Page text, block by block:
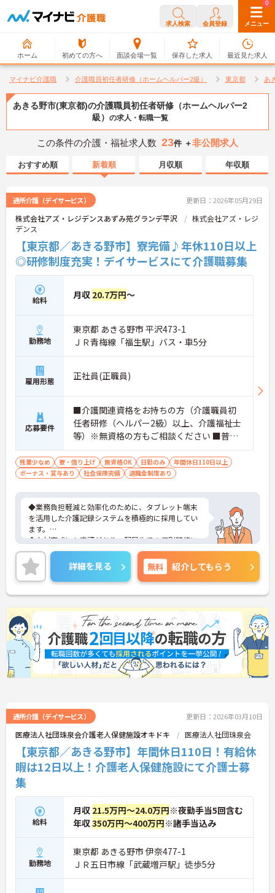
求人検索 会員登録 メニュー
ホーム 初めての方へ 面談会場一覧
0
保存した求人
0
最近見た求人
マイナビ介護職 介護職員初任者研修（ホームヘルパー2級） 東京都 あ
あきる野市(東京都)の介護職員初任者研修（ホームヘルパー2
級） の求人・転職一覧
この条件の介護・福祉求人数 23件 ＋非公開求人
おすすめ順 新着順 月収順 年収順
通所介護（デイサービス） 更新日：2026年05月29日
株式会社アズ・レジデンスあずみ苑グランデ平沢
株式会社アズ・レジ
デンス
【東京都／あきる野市】寮完備♪年休110日以上
◎研修制度充実！デイサービスにて介護職募集
給料 月収 20.7万円～
勤務地
東京都 あきる野市 平沢473-1
ＪＲ青梅線「福生駅」バス・車5分
雇用形態 正社員(正職員)
応募要件
■介護関連資格をお持ちの方（介護職員初
任者研修（ヘルパー2級）以上、介護福祉士
等）※無資格の方もご相談ください ■普通
自動車第一種運転免許歓迎 ※夜勤対応必須
（配属サービスに関わらず、介護職正社員
は夜勤シフトに入る可能性があります）
残業少なめ 寮・借り上げ 無資格OK 日勤のみ
年間休日110日以上
ボーナス・賞与あり
社会保険完備 退職金制度あり
◆業務負担軽減と効率化のために、タブレット端末
を活用した介護記録システムを積極的に採用してい
ます。
◆人材育成にも定評があり、配属先での個別研修に
加え、本部主導の集合研修やeラーニングシステムな
ど、未経験からでも着実にスキルアップできる教育
体制が整っています
◆育児・介護支援制度も充実しており、育児休暇取
得推進や、学習・健康・食事などに使える独自の福
利厚生ポイント付与など、職員の生活全般を支える
手厚い福利厚生制度を用意しています。
詳細を見る 無料 紹介してもらう
通所介護（デイサービス） 更新日：2026年03月10日
医療法人社団珠泉会介護老人保健施設オキドキ 医療法人社団珠泉会
【東京都／あきる野市】年間休日110日！有給休
暇は12日以上！介護老人保健施設にて介護士募
集
給料
月収 21.5万円～24.0万円※夜勤手当5回含む
年収350万円～400万円※諸手当込み
勤務地
東京都 あきる野市 伊奈477-1
ＪＲ五日市線「武蔵増戸駅」徒歩5分